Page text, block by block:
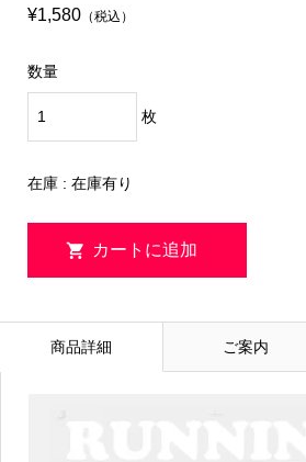
¥1,580（税込）
数量
枚
在庫 : 在庫有り
商品詳細 ご案内